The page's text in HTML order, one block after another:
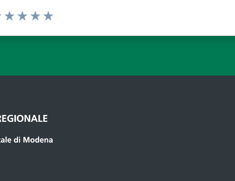
da 1 a 5 stelle